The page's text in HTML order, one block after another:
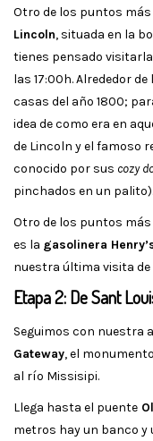
Otro de los puntos
Lincoln, situada en la
tienes pensado
las 17:00h. Alrededor
casas del año 1800;
idea de como era en
de Lincoln y el famoso
conocido por sus cozy
pinchados en un palito).
Otro de los puntos
es la gasolinera
nuestra última visita
Etapa 2: De Sant
Seguimos con nuestra
Gateway, el
al río Missisipi.
Llega hasta el puente
metros hay un banco y